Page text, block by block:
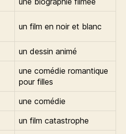
un film en noir et blanc
un dessin animé
une comédie romantique
pour filles
une comédie
un film catastrophe